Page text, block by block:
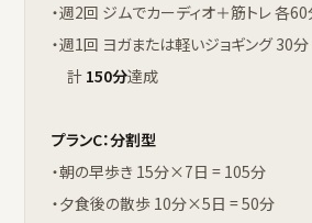
・週2回 ジムでカーディオ＋筋トレ 各
・週1回 ヨガまたは軽いジョギング 30
計 150分達成
プランC：分割型
・朝の早歩き 15分×7日 = 105分
・夕食後の散歩 10分×5日 = 50分